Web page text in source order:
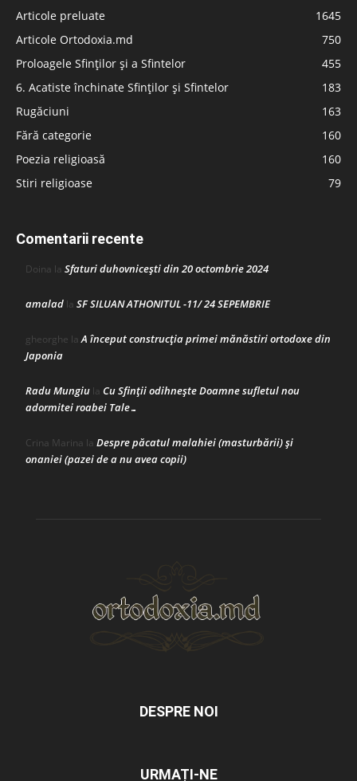
Articole preluate
1645
Articole Ortodoxia.md
750
Proloagele Sfinților și a Sfintelor
455
6. Acatiste închinate Sfinților și Sfintelor
183
Rugăciuni
163
Fără categorie
160
Poezia religioasă
160
Stiri religioase
79
Comentarii recente
Doina la Sfaturi duhovnicești din 20 octombrie 2024
amalad la SF SILUAN ATHONITUL -11/ 24 SEPEMBRIE
gheorghe laA început construcţia primei mănăstiri ortodoxe din
Japonia
Radu Mungiu la Cu Sfinții odihnește Doamne sufletul nou
adormitei roabei Tale…
Crina Marina la Despre păcatul malahiei (masturbării) şi
onaniei (pazei de a nu avea copii)
DESPRE NOI
URMAȚI-NE